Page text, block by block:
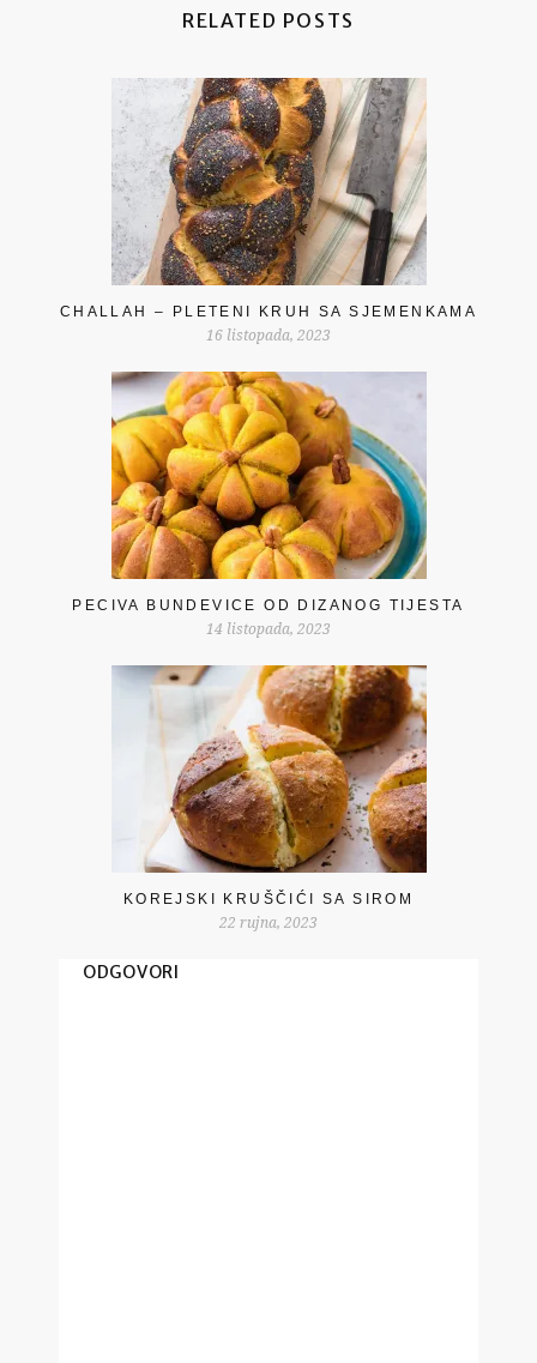
RELATED POSTS
CHALLAH – PLETENI KRUH SA SJEMENKAMA
16 listopada, 2023
PECIVA BUNDEVICE OD DIZANOG TIJESTA
14 listopada, 2023
KOREJSKI KRUŠČIĆI SA SIROM
22 rujna, 2023
ODGOVORI